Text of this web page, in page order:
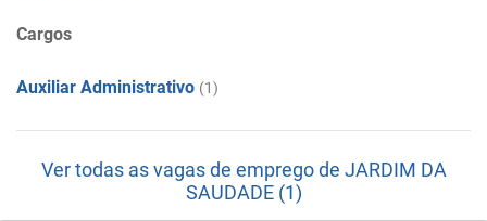
Cargos
Auxiliar Administrativo (1)
Ver todas as vagas de emprego de JARDIM DA
SAUDADE (1)